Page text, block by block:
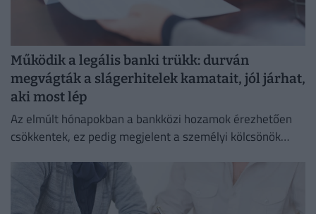
Működik a legális banki trükk: durván
megvágták a slágerhitelek kamatait, jól járhat,
aki most lép
Az elmúlt hónapokban a bankközi hozamok érezhetően
csökkentek, ez pedig megjelent a személyi kölcsönök